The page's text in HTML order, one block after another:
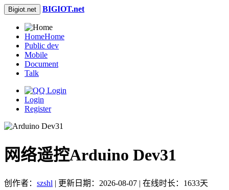
Bigiot.net BIGIOT.net
HomeHome
Public dev
Mobile
Document
Talk
Login
Register
网络遥控Arduino Dev31
创作者： szshl | 更新日期：2026-08-07 | 在线时长：1633天